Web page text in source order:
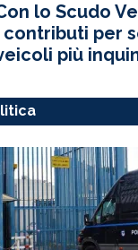
lo Scudo
contributi per
più